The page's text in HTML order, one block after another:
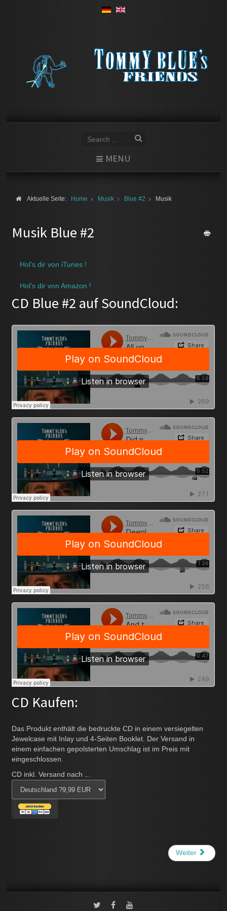
MENU
Aktuelle Seite:Home Musik Blue #2 Musik
Musik Blue #2
Hol's dir von iTunes !
Hol's dir von Amazon !
CD Blue #2 auf SoundCloud:
CD Kaufen:
Das Produkt enthält die bedruckte CD in einem versiegelten
Jewelcase mit Inlay und 4-Seiten Booklet. Der Versand in
einem einfachen gepolsterten Umschlag ist im Preis mit
eingeschlossen.
CD inkl. Versand nach ...
Weiter